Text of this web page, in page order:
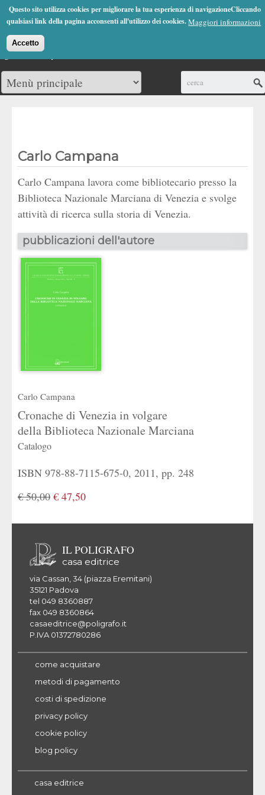
Questo sito utilizza cookies per migliorare la tua esperienza di navigazioneCliccando
qualsiasi link della pagina acconsenti all'utilizzo dei cookies.Maggiori informazioni
Accetto
Jump to Navigation
(0)
Carlo Campana
Carlo Campana lavora come bibliotecario presso la
Biblioteca Nazionale Marciana di Venezia e svolge
attività di ricerca sulla storia di Venezia.
pubblicazioni dell'autore
Carlo Campana
Cronache di Venezia in volgare
della Biblioteca Nazionale Marciana
Catalogo
ISBN 978-88-7115-675-0, 2011, pp. 248
€ 50,00 € 47,50
IL POLIGRAFO
casa editrice
via Cassan, 34 (piazza Eremitani)
35121 Padova
tel 049 8360887
fax 049 8360864
casaeditrice@poligrafo.it
P.IVA 01372780286
come acquistare
metodi di pagamento
costi di spedizione
privacy policy
cookie policy
blog policy
casa editrice